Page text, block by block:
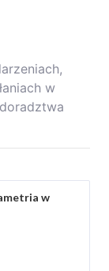
w
w